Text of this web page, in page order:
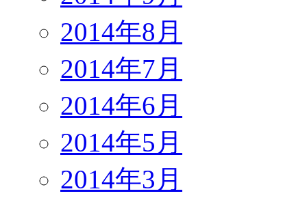
2014年8月
2014年7月
2014年6月
2014年5月
2014年3月